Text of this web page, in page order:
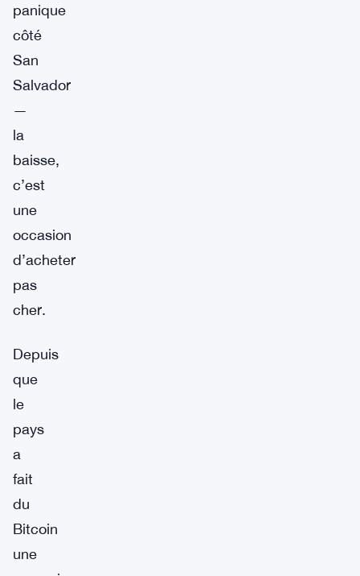
panique
côté
San
Salvador
—
la
baisse,
c’est
une
occasion
d’acheter
pas
cher.
Depuis
que
le
pays
a
fait
du
Bitcoin
une